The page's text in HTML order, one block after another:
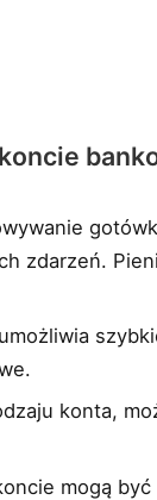
zdarzeń.
konta,
mogą